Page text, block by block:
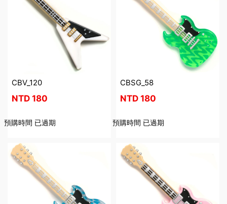
CBV_120
NTD 180
預購時間 已過期
CBSG_58
NTD 180
預購時間 已過期